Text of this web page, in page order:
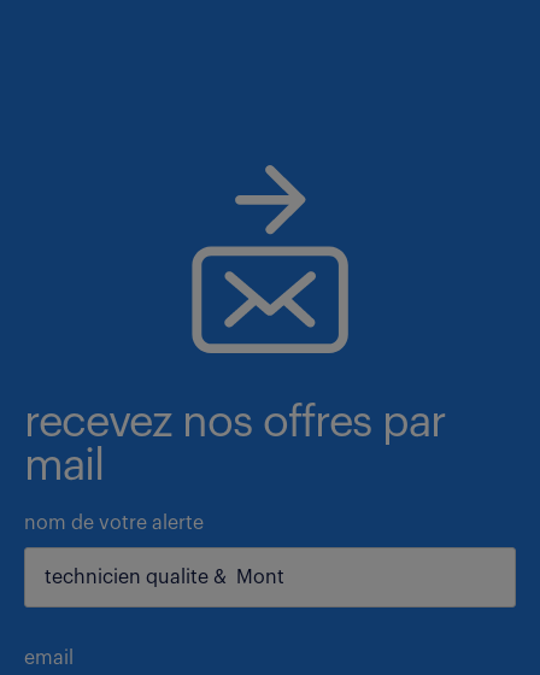
recevez nos offres par
mail
nom de votre alerte
email